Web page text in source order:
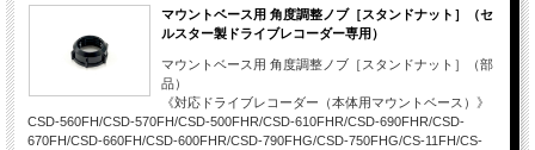
マウントベース用 角度調整ノブ［スタンドナット］（セ
ルスター製ドライブレコーダー専用）
マウントベース用 角度調整ノブ［スタンドナット］（部
品）
《対応ドライブレコーダー（本体用マウントベース）》
CSD-560FH/CSD-570FH/CSD-500FHR/CSD-610FHR/CSD-690FHR/CSD-
670FH/CSD-660FH/CSD-600FHR/CSD-790FHG/CSD-750FHG/CS-11FH/CS-